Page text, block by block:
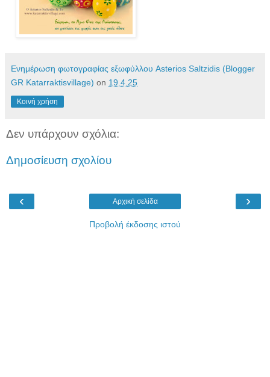
Ενημέρωση φωτογραφίας εξωφύλλου Asterios Saltzidis (Blogger
GR Katarraktisvillage) on 19.4.25
Κοινή χρήση
Δεν υπάρχουν σχόλια:
Δημοσίευση σχολίου
‹ ›
Αρχική σελίδα
Προβολή έκδοσης ιστού